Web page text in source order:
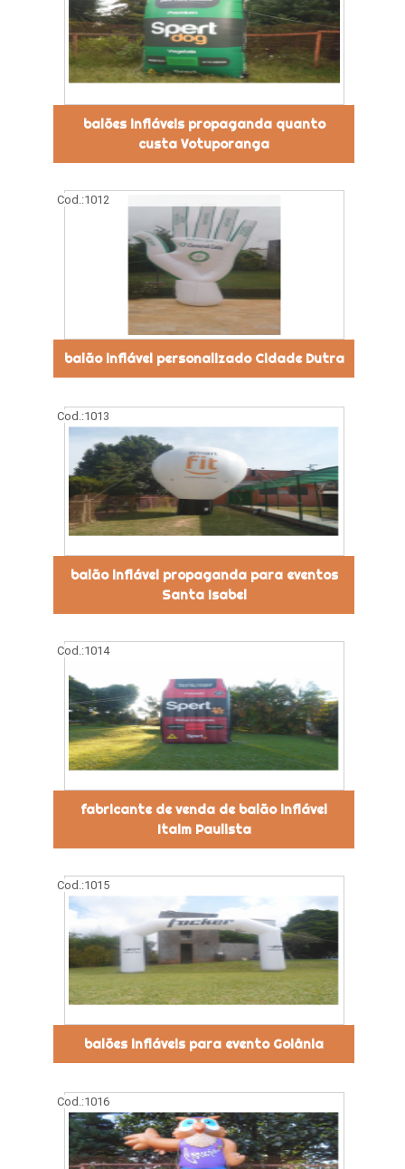
balões infláveis propaganda quanto
custa Votuporanga
Cod.:1012
balão inflável personalizado Cidade Dutra
Cod.:1013
balão inflável propaganda para eventos
Santa Isabel
Cod.:1014
fabricante de venda de balão inflável
Itaim Paulista
Cod.:1015
balões infláveis para evento Goiânia
Cod.:1016